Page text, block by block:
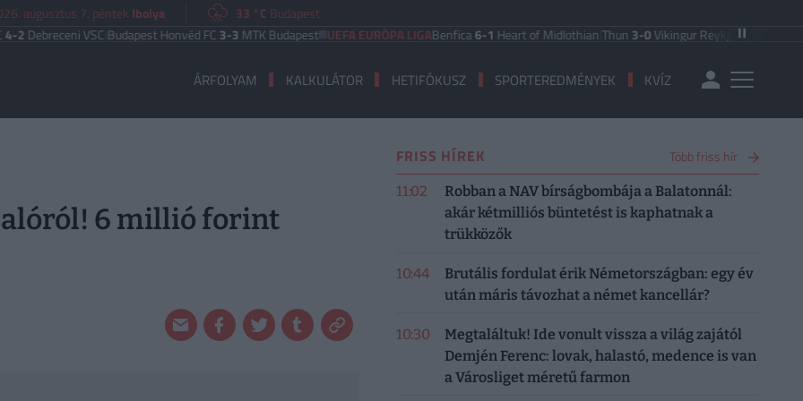
augusztus 7. péntek Ibolya 33 °C Budapest
VSC|Budapest Honvéd FC3-3MTK Budapest UEFA EURÓPA LIGABenfica6-1Heart of Midlothian|Thun3-0Vikingur Reykjavik|PAOK Saloniki
ÁRFOLYAM KALKULÁTOR HETIFÓKUSZ SPORTEREDMÉNYEK KVÍZ
6 millió forint
FRISS HÍREK Több friss hír
11:02
Robban a NAV bírságbombája a Balatonnál:
akár kétmilliós büntetést is kaphatnak a
trükközők
10:44
Brutális fordulat érik Németországban: egy év
után máris távozhat a német kancellár?
10:30
Megtaláltuk! Ide vonult vissza a világ zajától
Demjén Ferenc: lovak, halastó, medence is van
a Városliget méretű farmon